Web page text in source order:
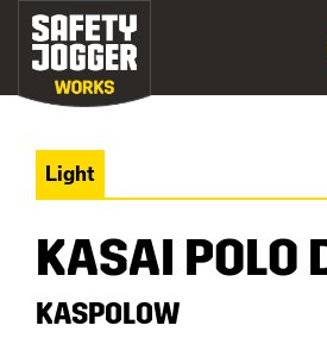
Light
KASAI POLO
KASPOLOW